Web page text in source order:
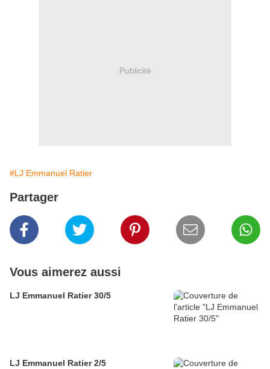
Publicité
#LJ Emmanuel Ratier
Partager
Vous aimerez aussi
LJ Emmanuel Ratier 30/5
LJ Emmanuel Ratier 2/5